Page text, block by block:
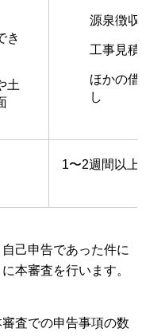
き
土
源泉徴収票
工事見積書
ほかの借入
し
1〜2週間以上
己申告であった件に
本審査を行います。
査での申告事項の数